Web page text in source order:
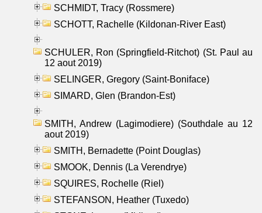
SCHMIDT, Tracy (Rossmere)
SCHOTT, Rachelle (Kildonan-River East)
SCHULER, Ron (Springfield-Ritchot) (St. Paul au
12 aout 2019)
SELINGER, Gregory (Saint-Boniface)
SIMARD, Glen (Brandon-Est)
SMITH, Andrew (Lagimodiere) (Southdale au 12
aout 2019)
SMITH, Bernadette (Point Douglas)
SMOOK, Dennis (La Verendrye)
SQUIRES, Rochelle (Riel)
STEFANSON, Heather (Tuxedo)